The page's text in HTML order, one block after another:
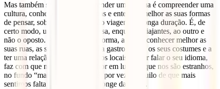
Mas também sabemos que aprender uma língua é compreender uma
cultura, conhecer as suas pessoas e entender melhor as suas formas
de pensar, sobretudo quando são viagens de longa duração. É, de
certo modo, uma adaptação nossa, enquanto viajantes, ao outro e
não o oposto. Passamos, desta forma, a poder conhecer melhor as
suas ruas, as suas histórias, a sua gastronomia, os seus costumes e a
ter uma relação mais próxima dos locais. Saber falar o seu idioma,
faz com que nos sintamos melhor em lugares que nos são estranhos,
no fundo “mais em casa” que é, por vezes, aquilo de que mais
sentimos falta quando estamos longe da nossa.